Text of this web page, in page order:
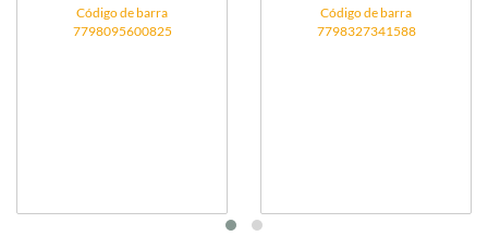
Código de barra
7798095600825
Código de barra
7798327341588